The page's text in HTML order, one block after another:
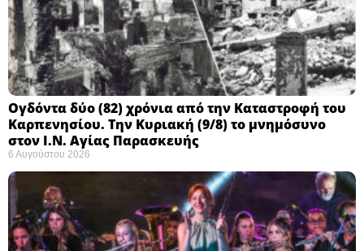
Ογδόντα δύο (82) χρόνια από την Καταστροφή του
Καρπενησίου. Την Κυριακή (9/8) το μνημόσυνο
στον Ι.Ν. Αγίας Παρασκευής
6 Αυγούστου 2026